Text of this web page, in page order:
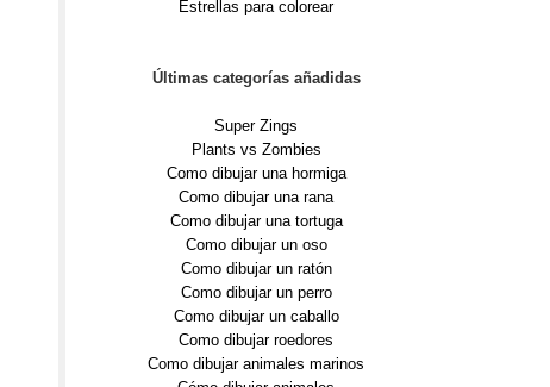
Estrellas para colorear
Últimas categorías añadidas
Super Zings
Plants vs Zombies
Como dibujar una hormiga
Como dibujar una rana
Como dibujar una tortuga
Como dibujar un oso
Como dibujar un ratón
Como dibujar un perro
Como dibujar un caballo
Como dibujar roedores
Como dibujar animales marinos